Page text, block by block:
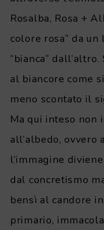
Rosalba, Rosa +
colore rosa” da
“bianca”
al biancore come
meno scontato il
Ma qui inteso non
all’albedo, ovvero
l’immagine
dal concretismo
bensì al candore
primario,